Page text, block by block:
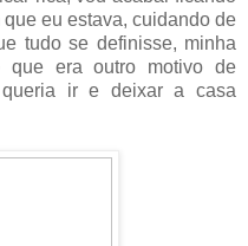
eu estava, cuidando de
tudo se definisse, minha
era outro motivo de
queria ir e deixar a casa